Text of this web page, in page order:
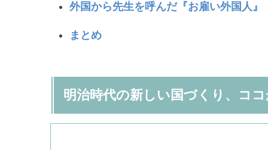
外国から先生を呼んだ『お雇い外国人』
まとめ
明治時代の新しい国づくり、コ